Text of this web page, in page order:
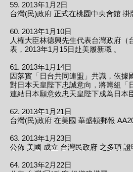
59. 2013年1月2日
台灣(民)政府 正式在桃園中央會館 掛
60. 2013年1月10日
人權大臣林德興先生代表台灣政府（
表，2013年1月15日赴美履新職 。
61. 2013年1月14日
因落實「日台共同連盟」共識，依據
對日本天皇陛下忠誠意向，將籌組「
連結日本願意效忠天皇陛下成為日本
62. 2013年1月21日
台灣(民)政府 在美國 華盛頓郵報
63. 2013年1月23日
公佈 美國 成立 台灣民政府 之多項 證
64. 2013年2月22日